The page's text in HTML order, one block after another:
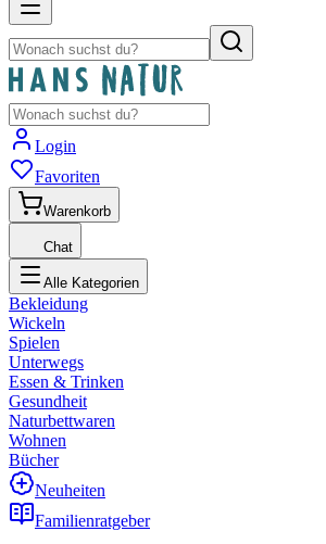
Login
Favoriten
Warenkorb
Chat
Alle Kategorien
Bekleidung
Wickeln
Spielen
Unterwegs
Essen & Trinken
Gesundheit
Naturbettwaren
Wohnen
Bücher
Neuheiten
Familienratgeber